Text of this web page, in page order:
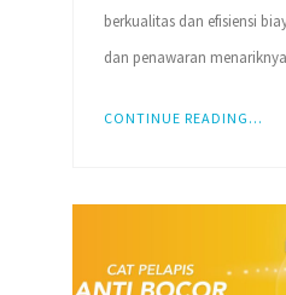
berkualitas dan efisiensi
dan penawaran
CONTINUE READING...